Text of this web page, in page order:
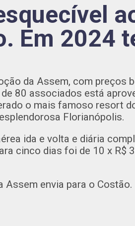
Em 2024
da Assem, com preços
80 associados está
o mais famoso resort
Florianópolis.
ida e volta e diária
cinco dias foi de 10 x R$
Assem envia para o Costão.